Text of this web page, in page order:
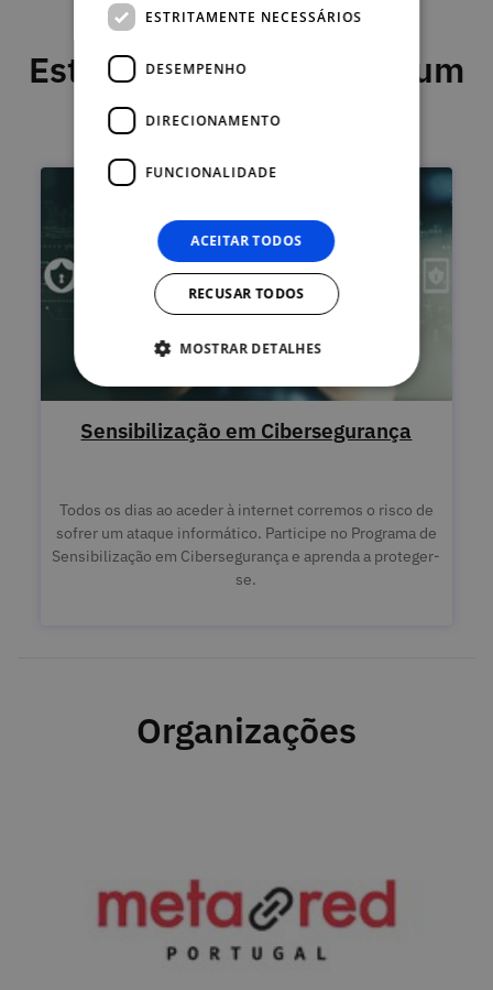
Este curso faz parte de um
programa
Sensibilização em Cibersegurança
Todos os dias ao aceder à internet corremos o risco de
sofrer um ataque informático. Participe no Programa de
Sensibilização em Cibersegurança e aprenda a proteger-
se.
Organizações
ESTRITAMENTE NECESSÁRIOS
DESEMPENHO
DIRECIONAMENTO
FUNCIONALIDADE
ACEITAR TODOS
RECUSAR TODOS
MOSTRAR DETALHES